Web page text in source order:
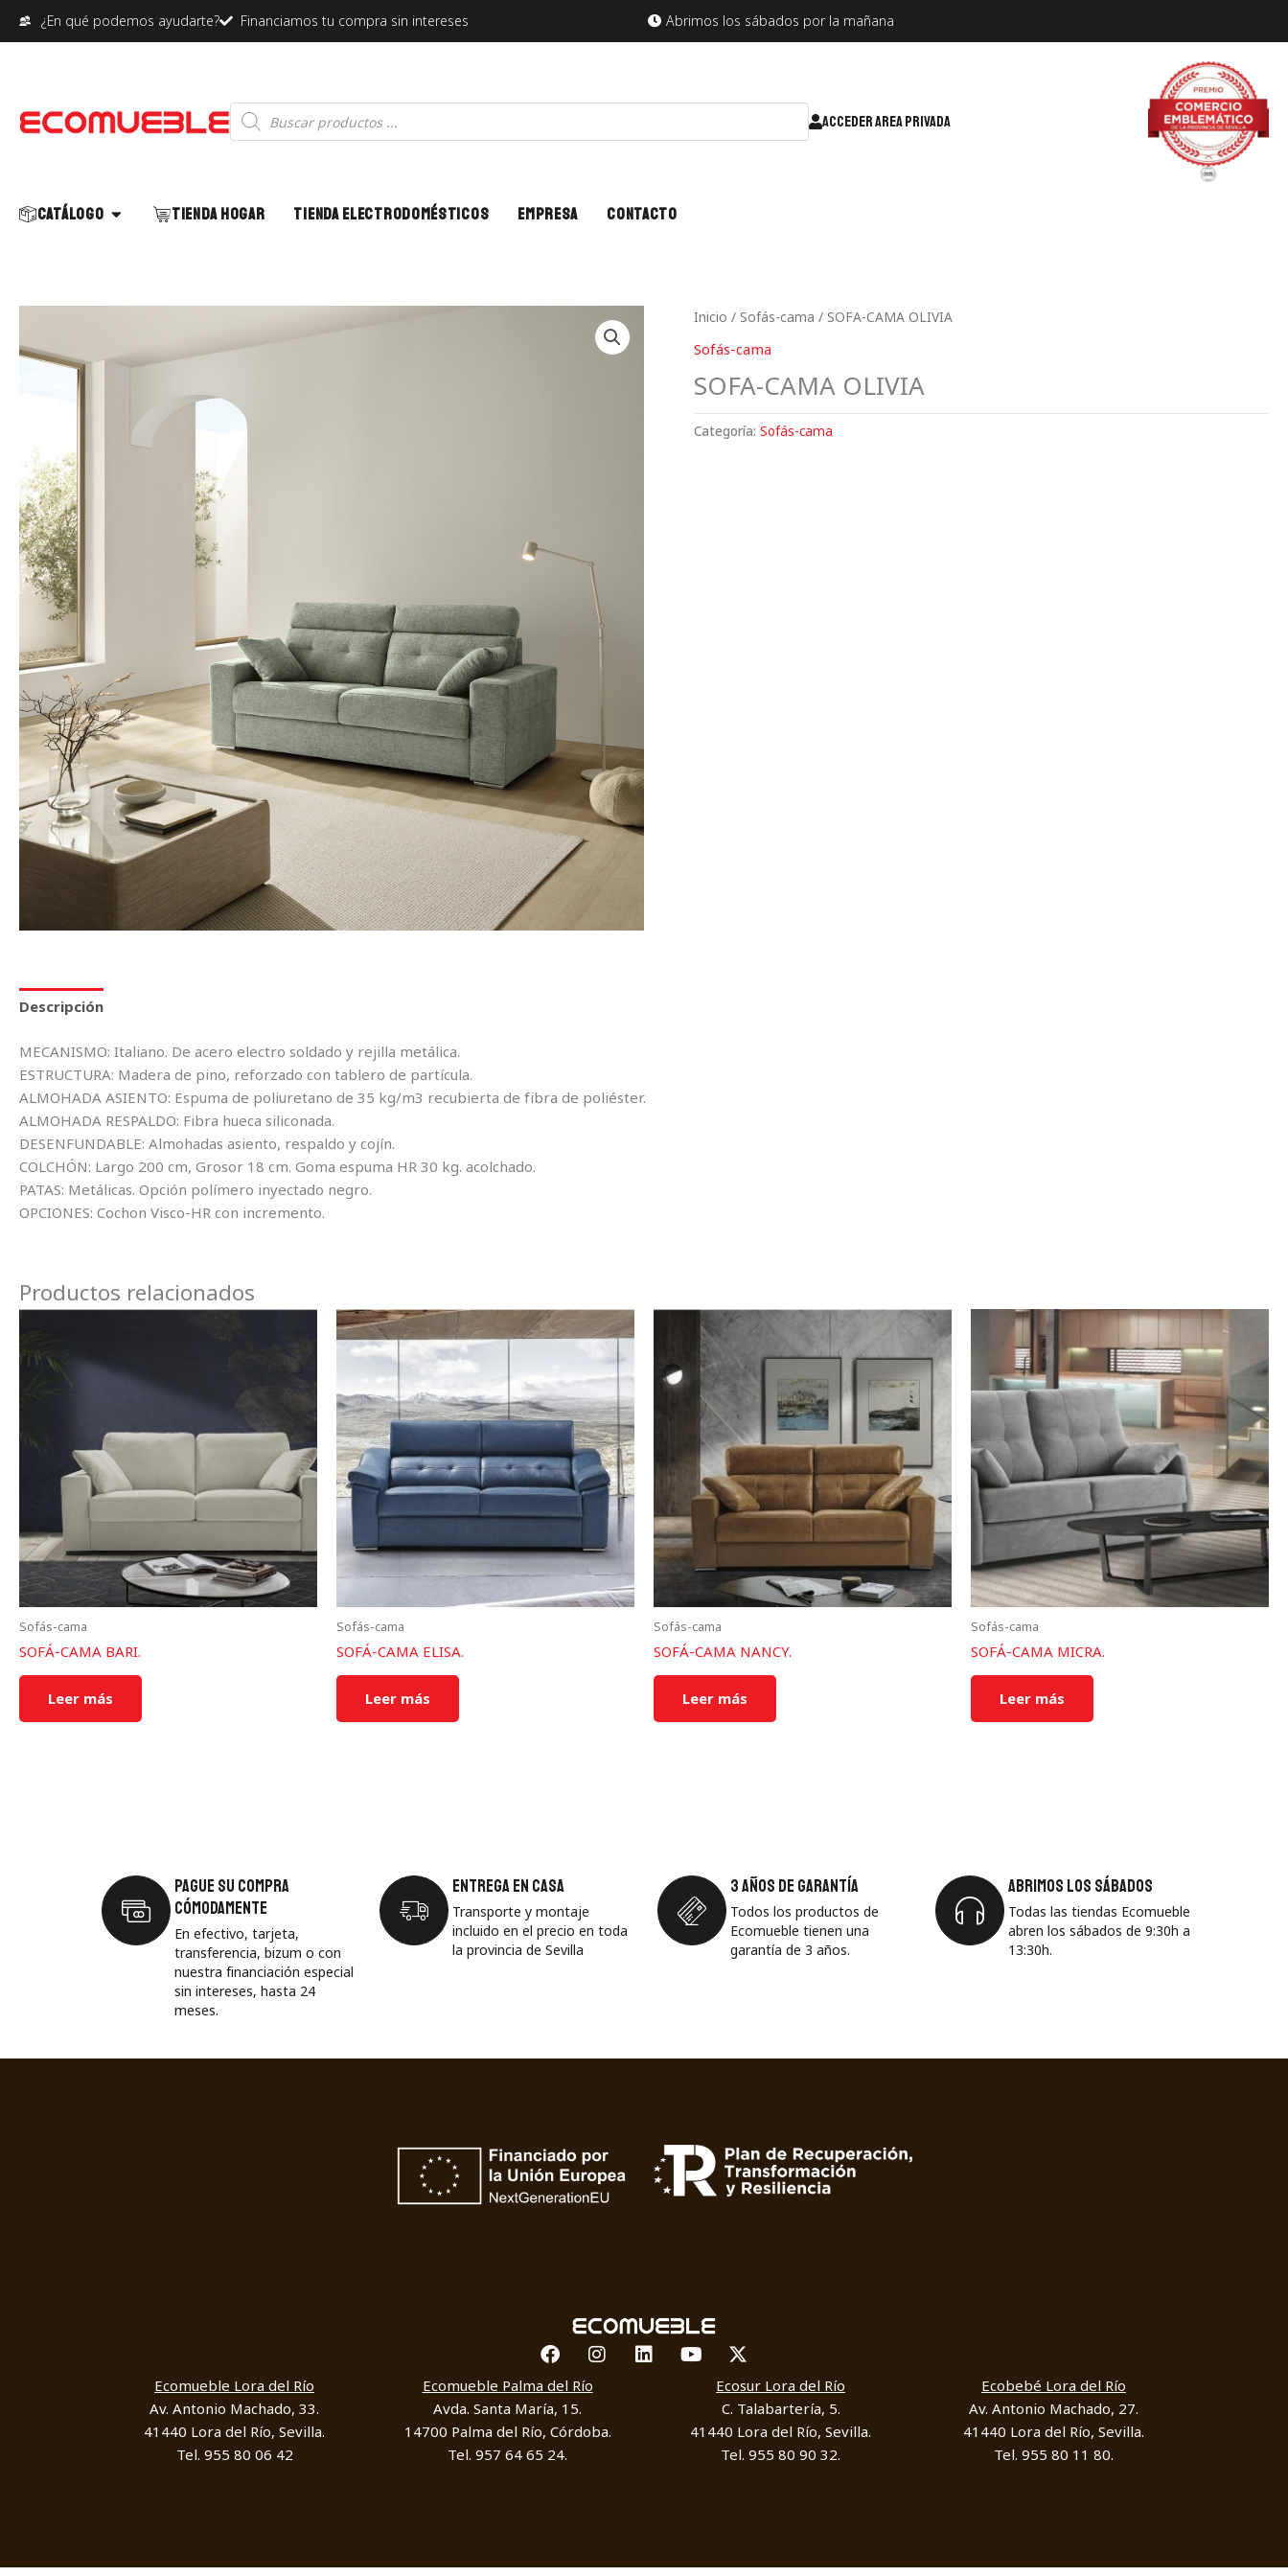
¿En qué podemos ayudarte? Financiamos tu compra sin intereses Abrimos los sábados por la mañana
ACCEDER AREA PRIVADA
Catálogo Abrir CatálogoTienda Hogar Tienda Electrodomésticos Empresa Contacto
Inicio /Sofás-cama / SOFA-CAMA OLIVIA
Sofás-cama
SOFA-CAMA OLIVIA
Categoría:Sofás-cama
Descripción
MECANISMO: Italiano. De acero electro soldado y rejilla metálica.
ESTRUCTURA: Madera de pino, reforzado con tablero de partícula.
ALMOHADA ASIENTO: Espuma de poliuretano de 35 kg/m3 recubierta de fibra de poliéster.
ALMOHADA RESPALDO: Fibra hueca siliconada.
DESENFUNDABLE: Almohadas asiento, respaldo y cojín.
COLCHÓN: Largo 200 cm, Grosor 18 cm. Goma espuma HR 30 kg. acolchado.
PATAS: Metálicas. Opción polímero inyectado negro.
OPCIONES: Cochon Visco-HR con incremento.
Productos relacionados
Sofás-cama
SOFÁ-CAMA BARI.
Leer más
Sofás-cama
SOFÁ-CAMA ELISA.
Leer más
Sofás-cama
SOFÁ-CAMA NANCY.
Leer más
Sofás-cama
SOFÁ-CAMA MICRA.
Leer más
Pague su compra
cómodamente
En efectivo, tarjeta,
transferencia, bizum o con
nuestra financiación especial
sin intereses, hasta 24
meses.
Entrega en casa
Transporte y montaje
incluido en el precio en toda
la provincia de Sevilla
3 años de garantía
Todos los productos de
Ecomueble tienen una
garantía de 3 años.
Abrimos los sábados
Todas las tiendas Ecomueble
abren los sábados de 9:30h a
13:30h.
FacebookInstagram
LinkedinYoutubeX-twitter
Ecomueble Lora del Río
Av. Antonio Machado, 33.
41440 Lora del Río, Sevilla.
Tel. 955 80 06 42
Ecomueble Palma del Río
Avda. Santa María, 15.
14700 Palma del Río, Córdoba.
Tel. 957 64 65 24.
Ecosur Lora del Río
C. Talabartería, 5.
41440 Lora del Río, Sevilla.
Tel. 955 80 90 32.
Ecobebé Lora del Río
Av. Antonio Machado, 27.
41440 Lora del Río, Sevilla.
Tel. 955 80 11 80.